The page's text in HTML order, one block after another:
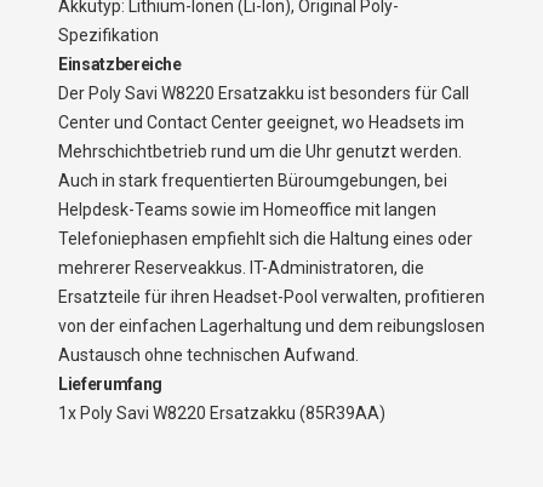
Akkutyp: Lithium-Ionen (Li-Ion), Original Poly-
Spezifikation
Einsatzbereiche
Der Poly Savi W8220 Ersatzakku ist besonders für Call
Center und Contact Center geeignet, wo Headsets im
Mehrschichtbetrieb rund um die Uhr genutzt werden.
Auch in stark frequentierten Büroumgebungen, bei
Helpdesk-Teams sowie im Homeoffice mit langen
Telefoniephasen empfiehlt sich die Haltung eines oder
mehrerer Reserveakkus. IT-Administratoren, die
Ersatzteile für ihren Headset-Pool verwalten, profitieren
von der einfachen Lagerhaltung und dem reibungslosen
Austausch ohne technischen Aufwand.
Lieferumfang
1x Poly Savi W8220 Ersatzakku (85R39AA)